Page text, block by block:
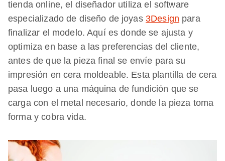
tienda online, el diseñador utiliza el software
especializado de diseño de joyas 3Design para
finalizar el modelo. Aquí es donde se ajusta y
optimiza en base a las preferencias del cliente,
antes de que la pieza final se envíe para su
impresión en cera moldeable. Esta plantilla de cera
pasa luego a una máquina de fundición que se
carga con el metal necesario, donde la pieza toma
forma y cobra vida.